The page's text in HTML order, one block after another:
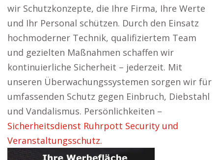
wir Schutzkonzepte, die Ihre Firma, Ihre Werte
und Ihr Personal schützen. Durch den Einsatz
hochmoderner Technik, qualifiziertem Team
und gezielten Maßnahmen schaffen wir
kontinuierliche Sicherheit – jederzeit. Mit
unseren Überwachungssystemen sorgen wir für
umfassenden Schutz gegen Einbruch, Diebstahl
und Vandalismus. Persönlichkeiten –
Sicherheitsdienst Ruhrpott Security und
Veranstaltungsschutz.